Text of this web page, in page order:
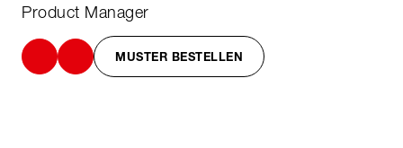
Product Manager
MUSTER BESTELLEN